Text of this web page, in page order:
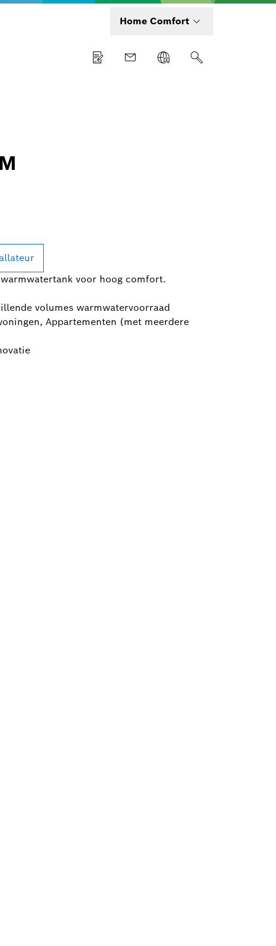
Home Comfort
voor hoog comfort.
volumes warmwatervoorraad
Appartementen (met meerdere